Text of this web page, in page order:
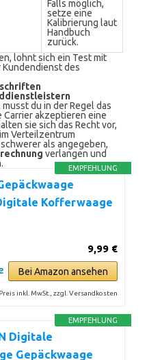
Falls möglich,
setze eine
Kalibrierung laut
Handbuch
zurück.
lohnt sich ein Test mit
des
du in der Regel das
Carrier akzeptieren eine
sie sich das Recht vor,
Verteilzentrum
als angegeben,
verlangen und
EMPFEHLUNG
Kofferwaage
9,99 €
Bei Amazon ansehen
Preis inkl. MwSt., zzgl. Versandkosten
EMPFEHLUNG
Digitale
Gepäckwaage